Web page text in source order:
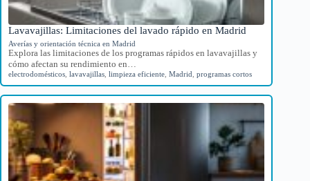
Lavavajillas: Limitaciones del lavado rápido en Madrid
Averías y orientación técnica en Madrid
Explora las limitaciones de los programas rápidos en lavavajillas y
cómo afectan su rendimiento en…
electrodomésticos lavavajillas limpieza eficiente Madrid programas cortos